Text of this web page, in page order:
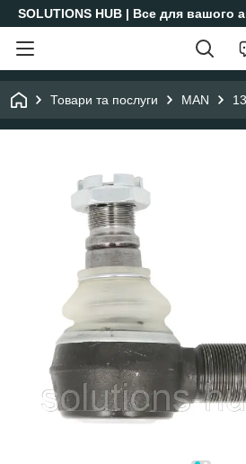
SOLUTIONS HUB | Все для вашого
Товари та послуги MAN